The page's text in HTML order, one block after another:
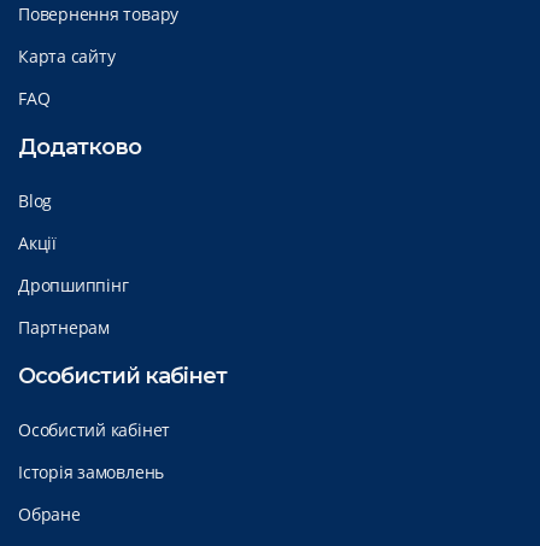
Повернення товару
Карта сайту
FAQ
Додатково
Blog
Акції
Дропшиппінг
Партнерам
Особистий кабінет
Особистий кабінет
Історія замовлень
Обране